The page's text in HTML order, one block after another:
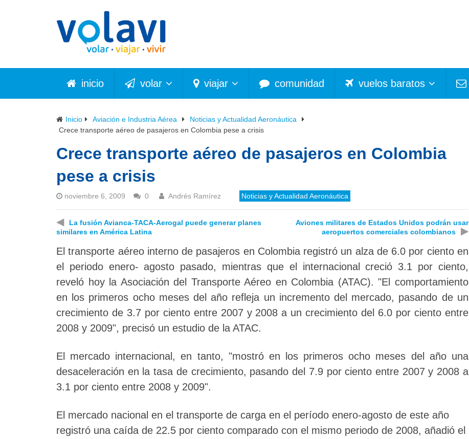
inicio volar viajar comunidad vuelos baratos
Inicio Aviación e Industria Aérea
Noticias y Actualidad Aeronáutica
Crece transporte aéreo de pasajeros en Colombia pese a crisis
Crece transporte aéreo de pasajeros en Colombia
pese a crisis
noviembre 6, 2009 0 Andrés Ramírez Noticias y Actualidad Aeronáutica
◀
La fusión Avianca-TACA-Aerogal puede generar planes
similares en América Latina
Aviones militares de Estados Unidos podrán usar
aeropuertos comerciales colombianos
▶
El transporte aéreo interno de pasajeros en Colombia registró un alza de 6.0 por ciento en
el periodo enero- agosto pasado, mientras que el internacional creció 3.1 por ciento,
reveló hoy la Asociación del Transporte Aéreo en Colombia (ATAC). "El comportamiento
en los primeros ocho meses del año refleja un incremento del mercado, pasando de un
crecimiento de 3.7 por ciento entre 2007 y 2008 a un crecimiento del 6.0 por ciento entre
2008 y 2009", precisó un estudio de la ATAC.
El mercado internacional, en tanto, "mostró en los primeros ocho meses del año una
desaceleración en la tasa de crecimiento, pasando del 7.9 por ciento entre 2007 y 2008 a
3.1 por ciento entre 2008 y 2009".
El mercado nacional en el transporte de carga en el período enero-agosto de este año
registró una caída de 22.5 por ciento comparado con el mismo periodo de 2008, añadió el